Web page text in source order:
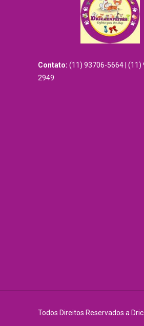
Contato: (11) 93706-5664 | (11)
2949
Todos Direitos Reservados a